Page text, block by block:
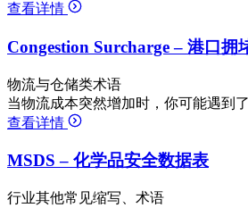
查看详情
Congestion Surcharge – 港口拥
物流与仓储类术语
当物流成本突然增加时，你可能遇到
查看详情
MSDS – 化学品安全数据表
行业其他常见缩写、术语